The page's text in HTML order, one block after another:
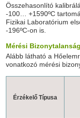
Összehasonlító
-100… +1590ºC
Fizikai Laboratórium
-196ºC-on is.
Mérési Bizonytalanság
Alább látható a
vonatkozó mérési
Érzékelő Típusa